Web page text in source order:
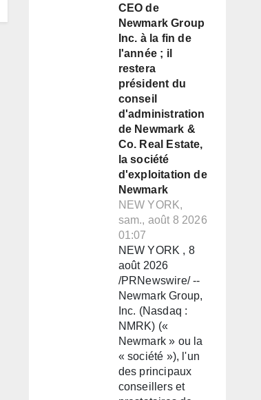
CEO de
Newmark Group
Inc. à la fin de
l'année ; il
restera
président du
conseil
d'administration
de Newmark &
Co. Real Estate,
la société
d'exploitation de
Newmark
NEW YORK,
sam., août 8 2026
01:07
NEW YORK , 8
août 2026
/PRNewswire/ --
Newmark Group,
Inc. (Nasdaq :
NMRK) («
Newmark » ou la
« société »), l'un
des principaux
conseillers et